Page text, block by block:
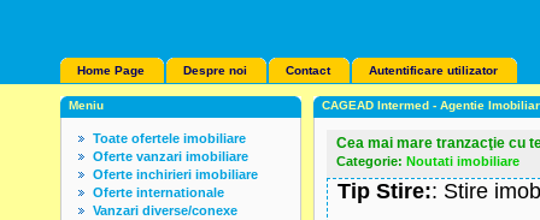
Home Page Despre noi Contact Autentificare utilizator
Meniu
Toate ofertele imobiliare
Oferte vanzari imobiliare
Oferte inchirieri imobiliare
Oferte internationale
Vanzari diverse/conexe
CAGEAD Intermed - Agentie
Cea mai mare tranzacţie cu
Categorie: Noutati imobiliare
Tip Stire:: Stire